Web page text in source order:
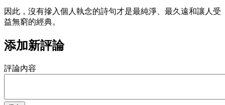
因此，沒有摻入個人執念的詩句才是最純淨、最久遠和讓人受
益無窮的經典。
添加新評論
評論內容